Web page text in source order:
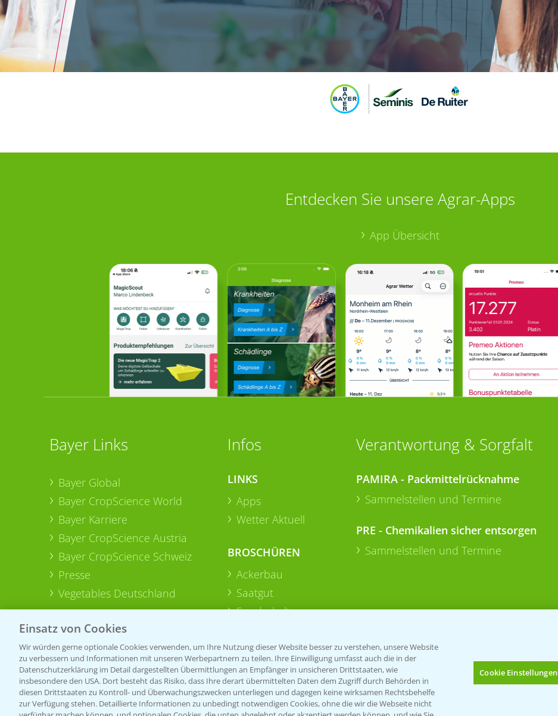
Entdecken Sie unsere Agrar-Apps
App Übersicht
Bayer Links
Bayer Global
Bayer CropScience World
Bayer Karriere
Bayer CropScience Austria
Bayer CropScience Schweiz
Presse
Vegetables Deutschland
Infos
LINKS
Apps
Wetter Aktuell
BROSCHÜREN
Ackerbau
Saatgut
Sonderkulturen
Verantwortung & Sorgfalt
PAMIRA - Packmittelrücknahme
Sammelstellen und Termine
PRE - Chemikalien sicher entsorgen
Sammelstellen und Termine
Einsatz von Cookies
Wir würden gerne optionale Cookies verwenden, um Ihre Nutzung dieser Website besser zu verstehen, unsere Website
zu verbessern und Informationen mit unseren Werbepartnern zu teilen. Ihre Einwilligung umfasst auch die in der
Datenschutzerklärung im Detail dargestellten Übermittlungen an Empfänger in unsicheren Drittstaaten, wie
insbesondere den USA. Dort besteht das Risiko, dass Ihre derart übermittelten Daten dem Zugriff durch Behörden in
diesen Drittstaaten zu Kontroll- und Überwachungszwecken unterliegen und dagegen keine wirksamen Rechtsbehelfe
zur Verfügung stehen. Detaillierte Informationen zu unbedingt notwendigen Cookies, ohne die wir die Webseite nicht
Cookie Einstellungen